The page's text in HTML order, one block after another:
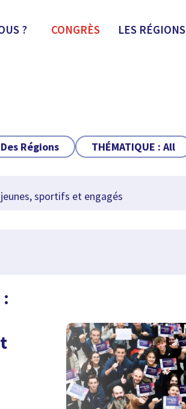
? CONGRÈS LES RÉGIONS
Régions THÉMATIQUE : All
sportifs et engagés